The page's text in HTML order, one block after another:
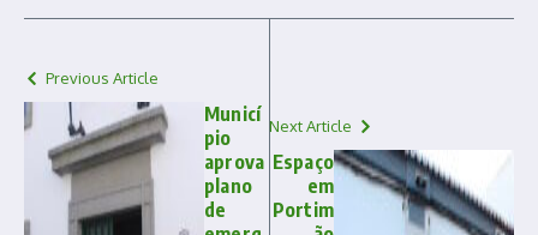
Previous Article
Municí
pio
aprova
plano
de
Next Article
Espaço
em
Portim